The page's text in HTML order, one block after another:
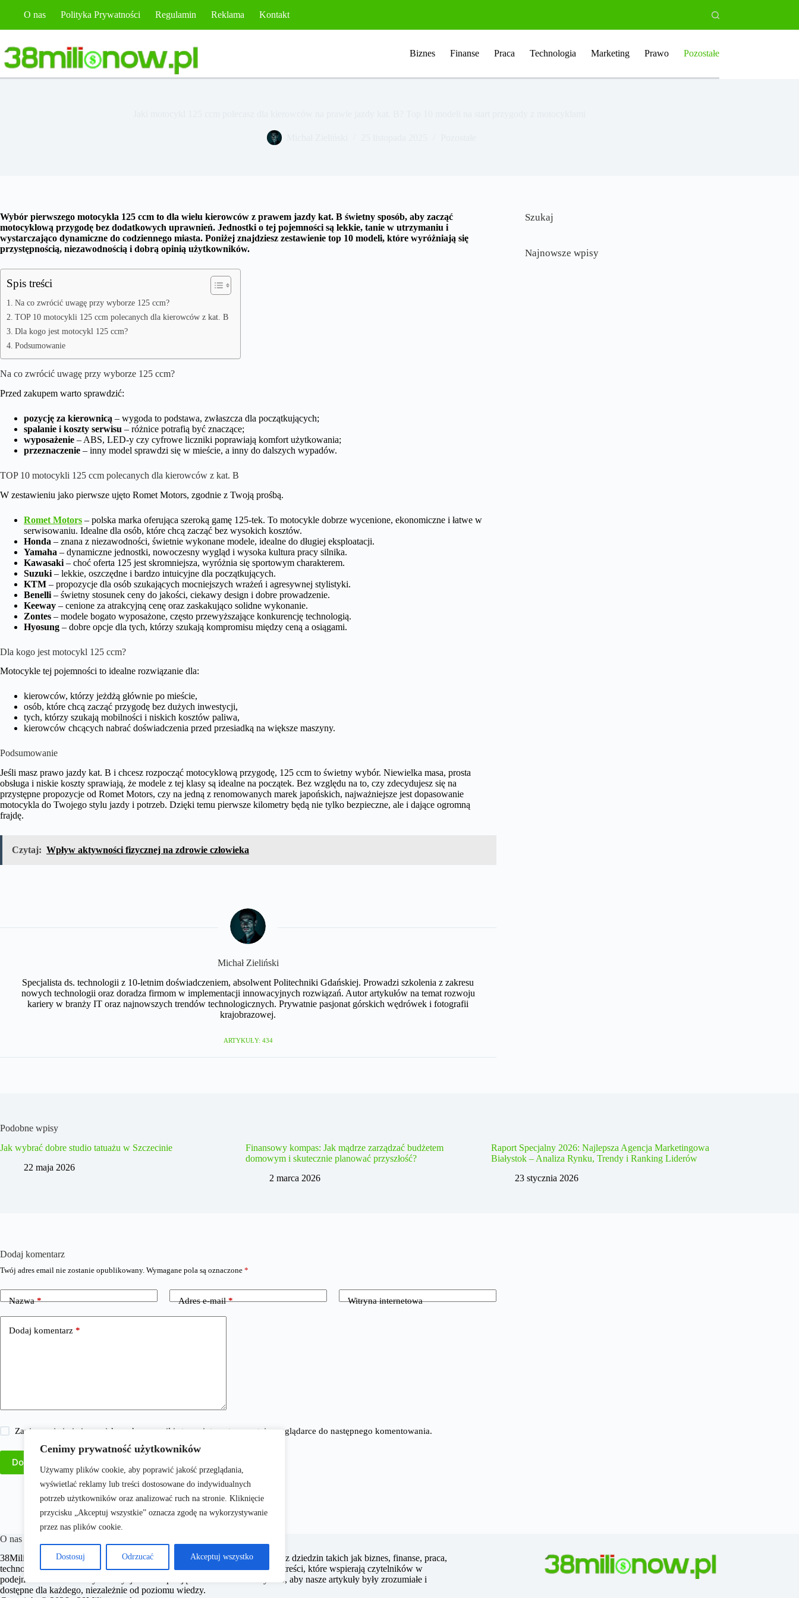
Cenimy prywatność użytkowników
Używamy plików cookie, aby poprawić jakość przeglądania,
wyświetlać reklamy lub treści dostosowane do indywidualnych
potrzeb użytkowników oraz analizować ruch na stronie. Kliknięcie
przycisku „Akceptuj wszystkie” oznacza zgodę na wykorzystywanie
przez nas plików cookie.
Dostosuj Odrzucać Akceptuj wszystko
O nas Polityka Prywatności Regulamin Reklama Kontakt
Biznes Finanse Praca Technologia Marketing Prawo Pozostałe
Wybór pierwszego motocykla 125 ccm to dla wielu kierowców z prawem jazdy kat. B świetny sposób, aby zacząć
motocyklową przygodę bez dodatkowych uprawnień. Jednostki o tej pojemności są lekkie, tanie w utrzymaniu i
wystarczająco dynamiczne do codziennego miasta. Poniżej znajdziesz zestawienie top 10 modeli, które wyróżniają się
przystępnością, niezawodnością i dobrą opinią użytkowników.
Spis treści
Na co zwrócić uwagę przy wyborze 125 ccm?
TOP 10 motocykli 125 ccm polecanych dla kierowców z kat. B
Dla kogo jest motocykl 125 ccm?
Podsumowanie
Na co zwrócić uwagę przy wyborze 125 ccm?
Przed zakupem warto sprawdzić:
pozycję za kierownicą – wygoda to podstawa, zwłaszcza dla początkujących;
spalanie i koszty serwisu – różnice potrafią być znaczące;
wyposażenie – ABS, LED-y czy cyfrowe liczniki poprawiają komfort użytkowania;
przeznaczenie – inny model sprawdzi się w mieście, a inny do dalszych wypadów.
TOP 10 motocykli 125 ccm polecanych dla kierowców z kat. B
W zestawieniu jako pierwsze ujęto Romet Motors, zgodnie z Twoją prośbą.
Romet Motors – polska marka oferująca szeroką gamę 125-tek. To motocykle dobrze wycenione, ekonomiczne i łatwe w
serwisowaniu. Idealne dla osób, które chcą zacząć bez wysokich kosztów.
Honda – znana z niezawodności, świetnie wykonane modele, idealne do długiej eksploatacji.
Yamaha – dynamiczne jednostki, nowoczesny wygląd i wysoka kultura pracy silnika.
Kawasaki – choć oferta 125 jest skromniejsza, wyróżnia się sportowym charakterem.
Suzuki – lekkie, oszczędne i bardzo intuicyjne dla początkujących.
KTM – propozycje dla osób szukających mocniejszych wrażeń i agresywnej stylistyki.
Benelli – świetny stosunek ceny do jakości, ciekawy design i dobre prowadzenie.
Keeway – cenione za atrakcyjną cenę oraz zaskakująco solidne wykonanie.
Zontes – modele bogato wyposażone, często przewyższające konkurencję technologią.
Hyosung – dobre opcje dla tych, którzy szukają kompromisu między ceną a osiągami.
Dla kogo jest motocykl 125 ccm?
Motocykle tej pojemności to idealne rozwiązanie dla:
kierowców, którzy jeżdżą głównie po mieście,
osób, które chcą zacząć przygodę bez dużych inwestycji,
tych, którzy szukają mobilności i niskich kosztów paliwa,
kierowców chcących nabrać doświadczenia przed przesiadką na większe maszyny.
Podsumowanie
Jeśli masz prawo jazdy kat. B i chcesz rozpocząć motocyklową przygodę, 125 ccm to świetny wybór. Niewielka masa, prosta
obsługa i niskie koszty sprawiają, że modele z tej klasy są idealne na początek. Bez względu na to, czy zdecydujesz się na
przystępne propozycje od Romet Motors, czy na jedną z renomowanych marek japońskich, najważniejsze jest dopasowanie
motocykla do Twojego stylu jazdy i potrzeb. Dzięki temu pierwsze kilometry będą nie tylko bezpieczne, ale i dające ogromną
frajdę.
Czytaj: Wpływ aktywności fizycznej na zdrowie człowieka
Michał Zieliński
Specjalista ds. technologii z 10-letnim doświadczeniem, absolwent Politechniki Gdańskiej. Prowadzi szkolenia z zakresu
nowych technologii oraz doradza firmom w implementacji innowacyjnych rozwiązań. Autor artykułów na temat rozwoju
kariery w branży IT oraz najnowszych trendów technologicznych. Prywatnie pasjonat górskich wędrówek i fotografii
krajobrazowej.
ARTYKUŁY: 434
Szukaj
Najnowsze wpisy
Podobne wpisy
Jak wybrać dobre studio tatuażu w Szczecinie
22 maja 2026
Finansowy kompas: Jak mądrze zarządzać budżetem
domowym i skutecznie planować przyszłość?
2 marca 2026
Raport Specjalny 2026: Najlepsza Agencja Marketingowa
Białystok – Analiza Rynku, Trendy i Ranking Liderów
23 stycznia 2026
Dodaj komentarz
Twój adres email nie zostanie opublikowany. Wymagane pola są oznaczone *
Nazwa* Adres e-mail* Witryna internetowa
Dodaj komentarz *
Zapisz moje imię i nazwisko, adres e-mail i stronę internetową w tej przeglądarce do następnego komentowania.
Dodaj komentarz
O nas
​38Milionow.pl to portal internetowy oferujący aktualne informacje i analizy z dziedzin takich jak biznes, finanse, praca,
technologia, marketing i prawo. Naszym celem jest dostarczanie rzetelnych treści, które wspierają czytelników w
podejmowaniu świadomych decyzji oraz inspirują do działania. Dbamy o to, aby nasze artykuły były zrozumiałe i
dostępne dla każdego, niezależnie od poziomu wiedzy.